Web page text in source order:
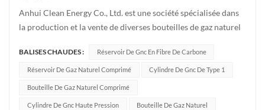
Anhui Clean Energy Co., Ltd. est une société spécialisée dans
la production et la vente de diverses bouteilles de gaz naturel
bouteilles incendiaires et autres entreprises.En tant
qu'excellent fournisseur de bouteilles de gaz, nous nous
engageon...
BALISES CHAUDES : Réservoir De Gnc En Fibre De Carbone
Réservoir De Gaz Naturel Comprimé Cylindre De Gnc De Type 1
Bouteille De Gaz Naturel Comprimé
Cylindre De Gnc Haute Pression Bouteille De Gaz Naturel